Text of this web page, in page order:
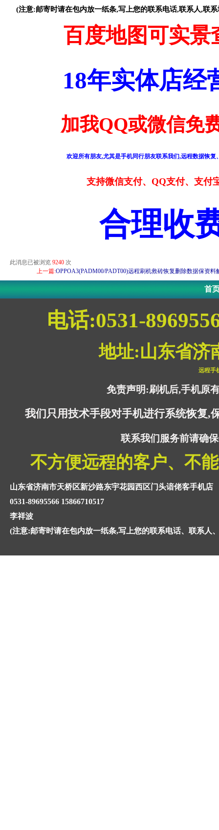
(注意:邮寄时请在包内放一纸条,写上您的联系电话,联系人,联
百度地图可实景
18年实体店经
加我QQ或微信免
欢迎所有朋友,尤其是手机同行朋友联系我们,远程数据恢
支持微信支付、QQ支付、支付
合理收
此消息已被浏览 9240 次
上一篇:OPPOA3(PADM00/PADT00)远程刷机救砖恢复删除数据保资料
首
电话:0531-
地址:山东省济
远程手
免责声明:刷机后,手机原
我们只用技术手段对手机进行系统恢复,
联系我们服务前请确
不方便远程的客户、不
山东省济南市天桥区新沙路东宇花园西区门头谙佬客手机店
0531-89695566 15866710517
李祥波
(注意:邮寄时请在包内放一纸条,写上您的联系电话、联系人